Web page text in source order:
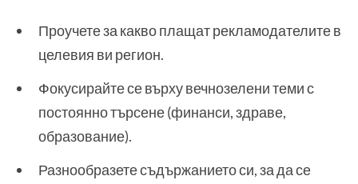
Проучете за какво плащат рекламодателите в
целевия ви регион.
Фокусирайте се върху вечнозелени теми с
постоянно търсене (финанси, здраве,
образование).
Разнообразете съдържанието си, за да се